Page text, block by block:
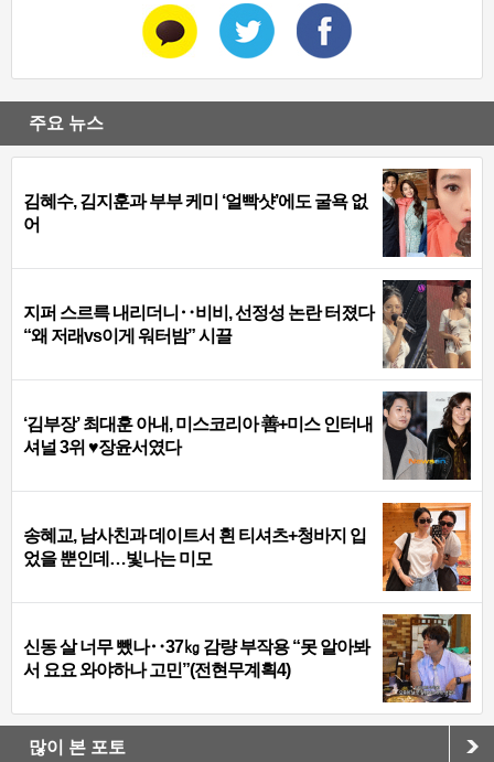
주요 뉴스
김혜수, 김지훈과 부부 케미 ‘얼빡샷’에도 굴욕 없
어
지퍼 스르륵 내리더니‥비비, 선정성 논란 터졌다
“왜 저래vs이게 워터밤” 시끌
‘김부장’ 최대훈 아내, 미스코리아 善+미스 인터내
셔널 3위 ♥장윤서였다
송혜교, 남사친과 데이트서 흰 티셔츠+청바지 입
었을 뿐인데…빛나는 미모
신동 살 너무 뺐나‥37㎏ 감량 부작용 “못 알아봐
서 요요 와야하나 고민”(전현무계획4)
많이 본 포토